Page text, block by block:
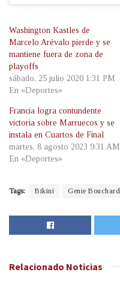
Washington Kastles de
Marcelo Arévalo pierde y se
mantiene fuera de zona de
playoffs
sábado, 25 julio 2020 1:31 PM
En «Deportes»
Francia logra contundente
victoria sobre Marruecos y se
instala en Cuartos de Final
martes, 8 agosto 2023 9:31 AM
En «Deportes»
Tags: Bikini Genie Bouchard
Relacionado Noticias